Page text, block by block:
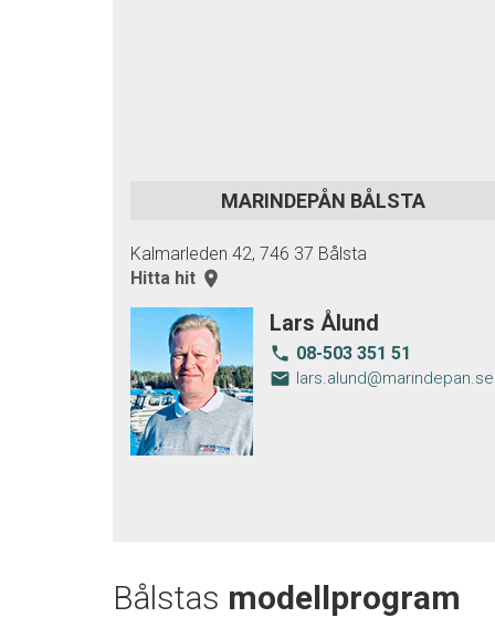
MARINDEPÅN BÅLSTA
Kalmarleden 42, 746 37 Bålsta
Hitta hit room
Lars Ålund
local_phone 08-503 351 51
email lars.alund@marindepan.se
Bålstas modellprogram